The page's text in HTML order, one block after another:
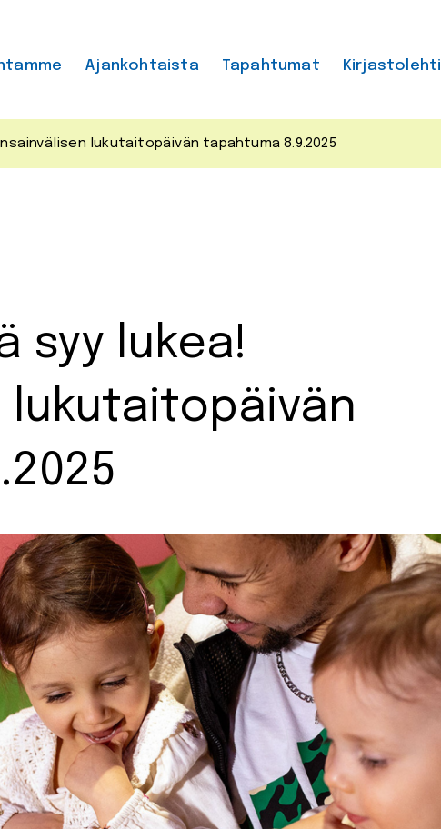
Ajankohtaista Tapahtumat Kirjastolehti
lukutaitopäivän tapahtuma 8.9.2025
syy lukea!
lukutaitopäivän